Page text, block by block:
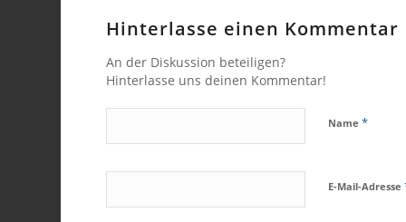
Hinterlasse einen Kommentar
An der Diskussion beteiligen?
Hinterlasse uns deinen Kommentar!
Name*
E-Mail-Adresse